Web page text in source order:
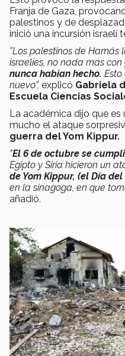
Franja de Gaza,
palestinos y de
inició una incursión israelí
"Los palestinos de Hamás
israelíes, no nada más
nunca habían hecho.
nuevo”, explicó Gabriela
Escuela Ciencias
La académica dijo que
mucho el ataque
guerra del Yom Kippur.
"El 6 de octubre se
Egipto y Siria hicieron un
de Yom Kippur, (el Día del
en la sinagoga, en que
añadió.